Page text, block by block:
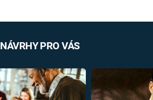
NÁVRHY PRO VÁS